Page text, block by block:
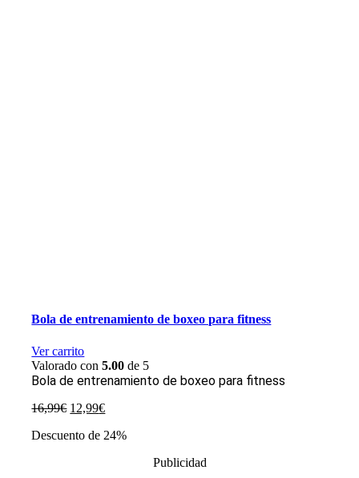
Bola de entrenamiento de boxeo para fitness
Ver carrito
Valorado con5.00 de 5
Bola de entrenamiento de boxeo para fitness
16,99€ El
original
12,99€El
actual
Descuento de 24%
Publicidad